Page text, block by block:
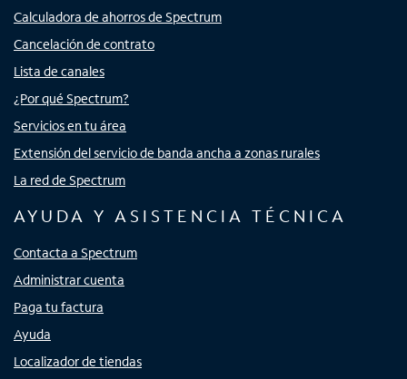
Calculadora de ahorros de Spectrum
Cancelación de contrato
Lista de canales
¿Por qué Spectrum?
Servicios en tu área
Extensión del servicio de banda ancha a zonas rurales
La red de Spectrum
AYUDA Y ASISTENCIA TÉCNICA
Contacta a Spectrum
Administrar cuenta
Paga tu factura
Ayuda
Localizador de tiendas